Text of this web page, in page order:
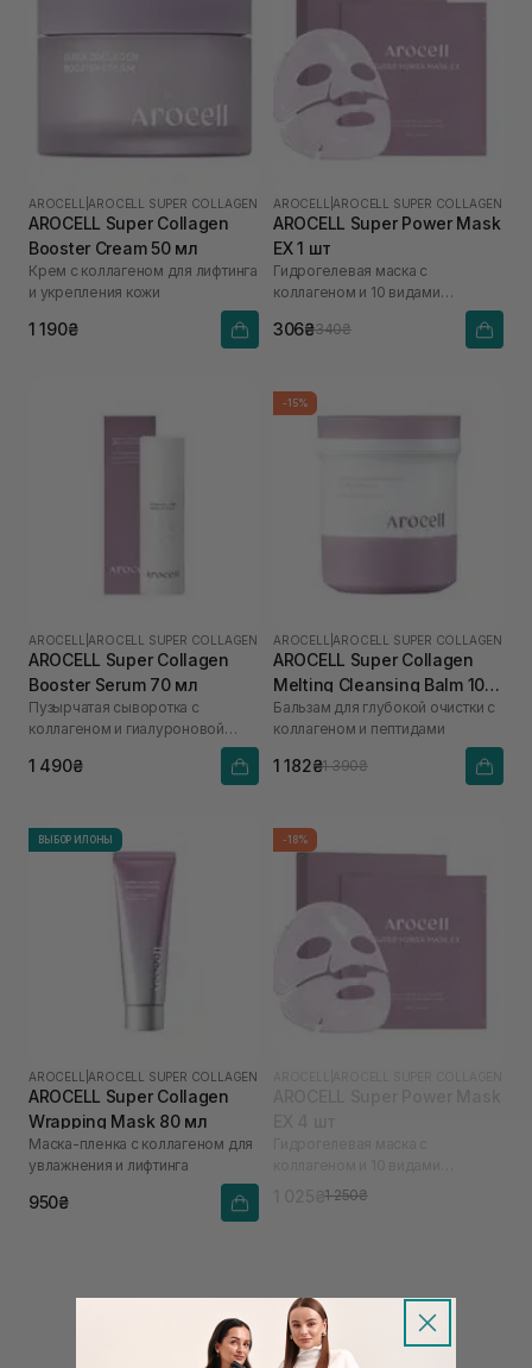
AROCELL AROCELL SUPER COLLAGEN
AROCELL Super Collagen
Booster Cream 50 мл
Крем с коллагеном для лифтинга
и укрепления кожи
1 190₴
AROCELL AROCELL SUPER COLLAGEN
AROCELL Super Power Mask
EX 1 шт
Гидрогелевая маска с
коллагеном и 10 видами
306₴340₴
AROCELL AROCELL SUPER COLLAGEN
AROCELL Super Collagen
Booster Serum 70 мл
Пузырчатая сыворотка с
коллагеном и гиалуроновой
1 490₴
-15%
AROCELL AROCELL SUPER COLLAGEN
AROCELL Super Collagen
Melting Cleansing Balm 100
г
Бальзам для глубокой очистки с
коллагеном и пептидами
1 182₴1 390₴
ВЫБОР ИЛОНЫ
AROCELL AROCELL SUPER COLLAGEN
AROCELL Super Collagen
Wrapping Mask 80 мл
Маска-пленка с коллагеном для
увлажнения и лифтинга
950₴
-18%
гиалуроновой кислоты
1 025₴1 250₴